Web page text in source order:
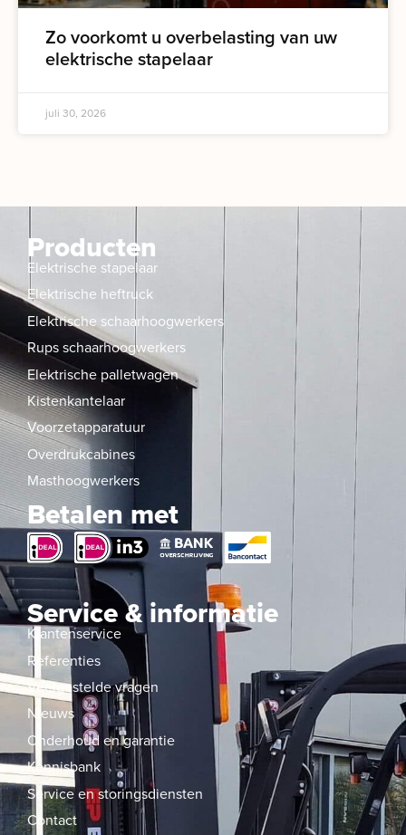
Zo voorkomt u overbelasting van uw
elektrische stapelaar
juli 30, 2026
Producten
Elektrische stapelaar
Elektrische heftruck
Elektrische schaarhoogwerkers
Rups schaarhoogwerkers
Elektrische palletwagen
Kistenkantelaar
Voorzetapparatuur
Overdrukcabines
Masthoogwerkers
Betalen met
Service & informatie
Klantenservice
Referenties
Veelgestelde vragen
Nieuws
Onderhoud en garantie
Kennisbank
Service en storingsdiensten
Contact